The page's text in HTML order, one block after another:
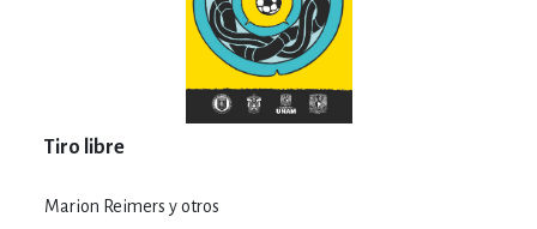
Tiro libre
Marion Reimers y otros